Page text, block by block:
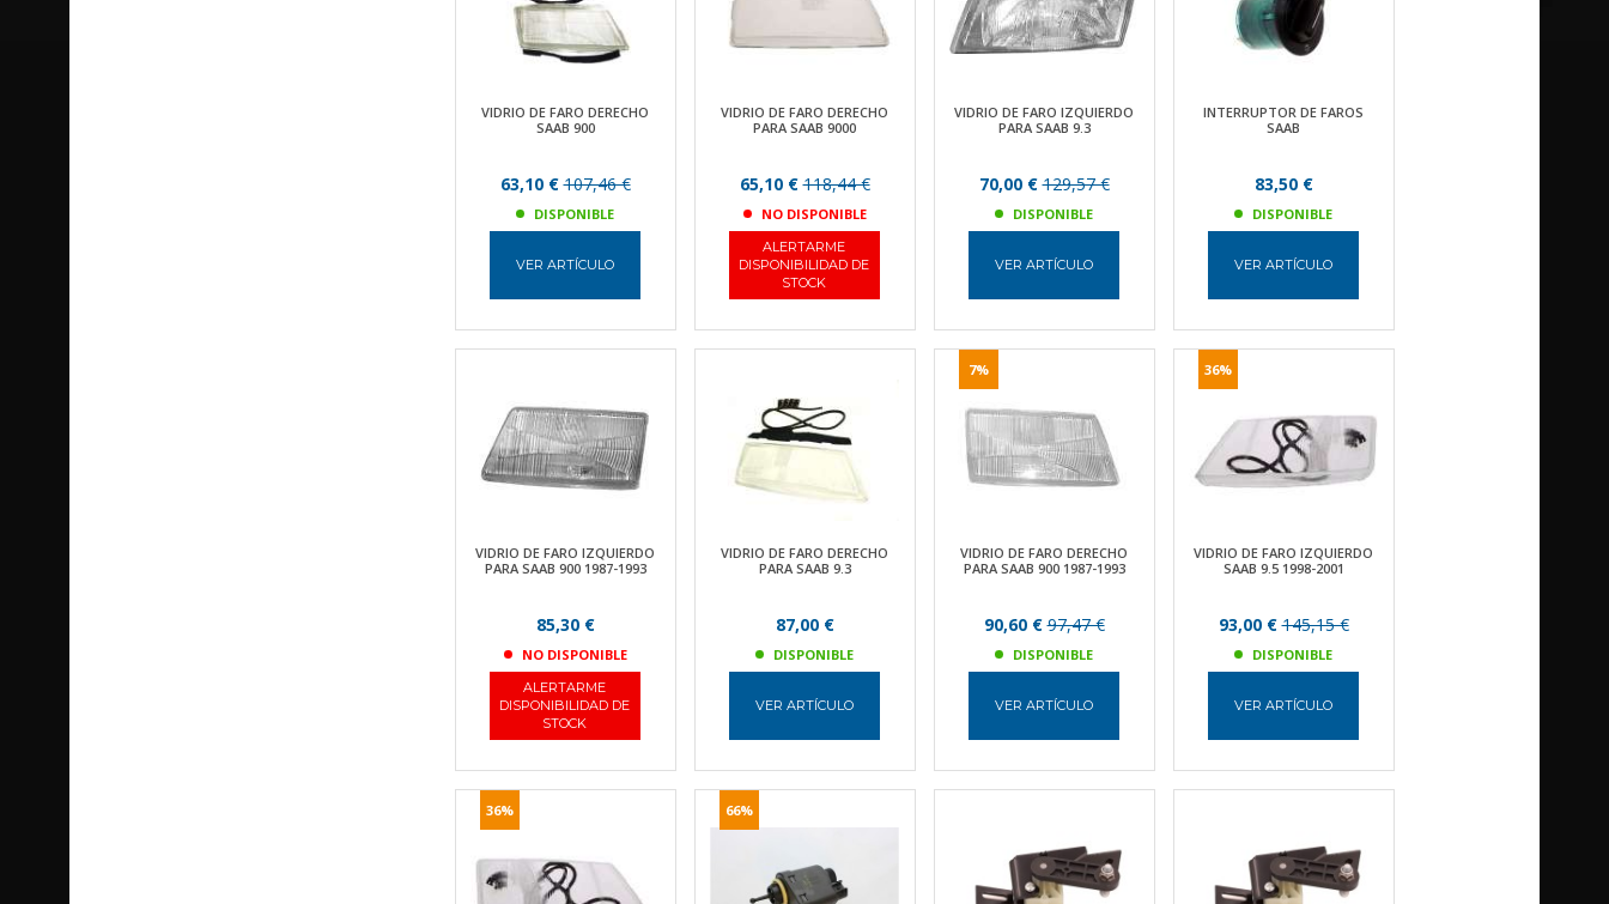
VIDRIO DE FARO DERECHO
SAAB 900
63,10 €107,46 €
DISPONIBLE
VER ARTÍCULO
VIDRIO DE FARO DERECHO
PARA SAAB 9000
65,10 €118,44 €
NO DISPONIBLE
ALERTARME
DISPONIBILIDAD DE
STOCK
VIDRIO DE FARO IZQUIERDO
PARA SAAB 9.3
70,00 €129,57 €
DISPONIBLE
VER ARTÍCULO
INTERRUPTOR DE FAROS
SAAB
83,50 €
DISPONIBLE
VER ARTÍCULO
VIDRIO DE FARO IZQUIERDO
PARA SAAB 900 1987-1993
85,30 €
NO DISPONIBLE
ALERTARME
DISPONIBILIDAD DE
STOCK
VIDRIO DE FARO DERECHO
PARA SAAB 9.3
87,00 €
DISPONIBLE
VER ARTÍCULO
7%
VIDRIO DE FARO DERECHO
PARA SAAB 900 1987-1993
90,60 €97,47 €
DISPONIBLE
VER ARTÍCULO
36%
VIDRIO DE FARO IZQUIERDO
SAAB 9.5 1998-2001
93,00 €145,15 €
DISPONIBLE
VER ARTÍCULO
36% 66%